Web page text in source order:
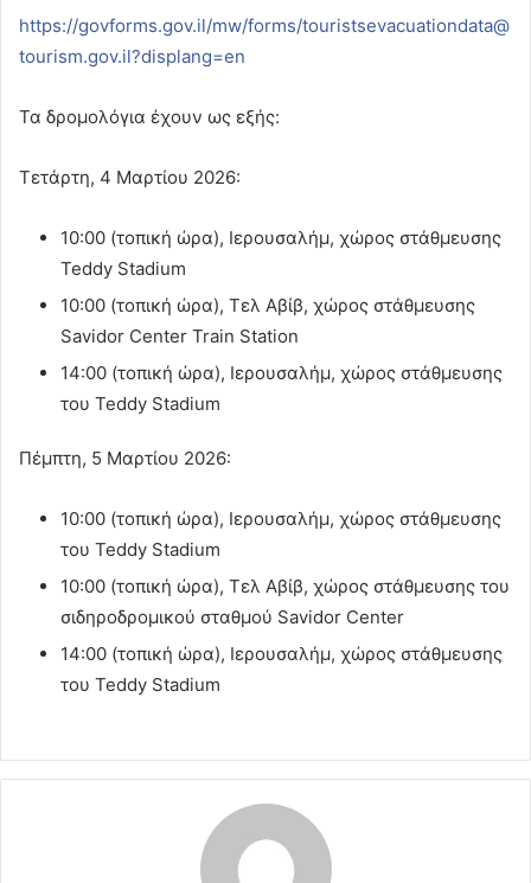
https://govforms.gov.il/mw/forms/touristsevacuationdata@
tourism.gov.il?displang=en
Τα δρομολόγια έχουν ως εξής:
Τετάρτη, 4 Μαρτίου 2026:
10:00 (τοπική ώρα), Ιερουσαλήμ, χώρος στάθμευσης
Teddy Stadium
10:00 (τοπική ώρα), Τελ Αβίβ, χώρος στάθμευσης
Savidor Center Train Station
14:00 (τοπική ώρα), Ιερουσαλήμ, χώρος στάθμευσης
του Teddy Stadium
Πέμπτη, 5 Μαρτίου 2026:
10:00 (τοπική ώρα), Ιερουσαλήμ, χώρος στάθμευσης
του Teddy Stadium
10:00 (τοπική ώρα), Τελ Αβίβ, χώρος στάθμευσης του
σιδηροδρομικού σταθμού Savidor Center
14:00 (τοπική ώρα), Ιερουσαλήμ, χώρος στάθμευσης
του Teddy Stadium